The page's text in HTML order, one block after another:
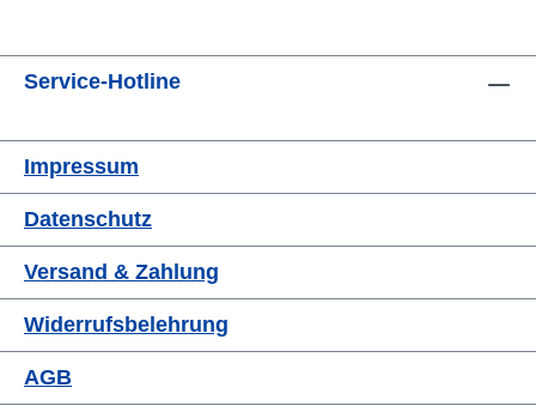
Service-Hotline
Impressum
Datenschutz
Versand & Zahlung
Widerrufsbelehrung
AGB